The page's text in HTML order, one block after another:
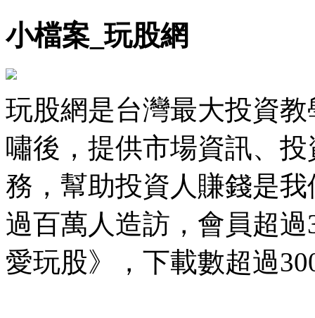
小檔案_玩股網
玩股網是台灣最大投資
嘯後，提供市場資訊、
務，幫助投資人賺錢是
過百萬人造訪，會員超過
愛玩股》，下載數超過